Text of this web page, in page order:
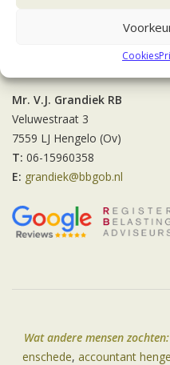
Cookies
Mr. V.J. Grandiek RB
Veluwestraat 3
7559 LJ Hengelo (Ov)
T: 06-15960358
E: grandiek@bbgob.nl
Wat andere mensen zochten:
enschede, accountant